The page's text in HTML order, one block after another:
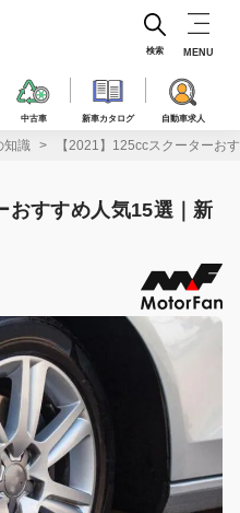
中古車 新車カタログ 自動車求人
検索 MENU
知識 【2021】125ccスクーターお
おすすめ人気15選｜新